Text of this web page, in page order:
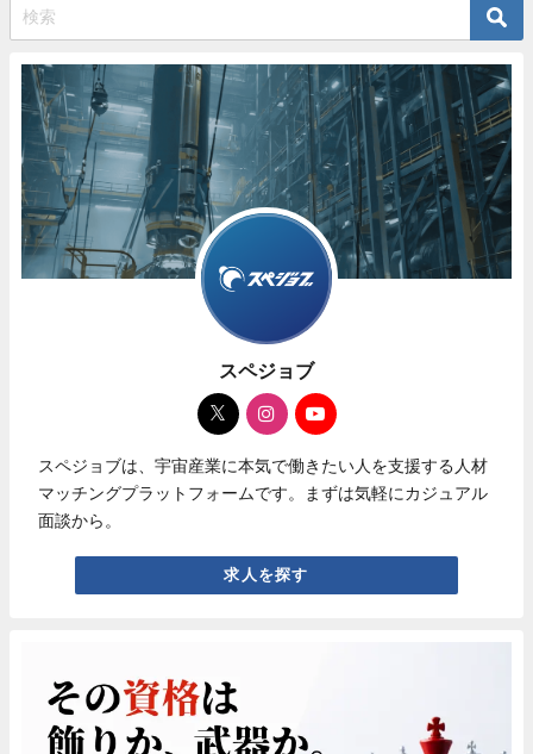
スペジョブ
スペジョブは、宇宙産業に本気で働きたい人を支援する人材
マッチングプラットフォームです。まずは気軽にカジュアル
面談から。
求人を探す